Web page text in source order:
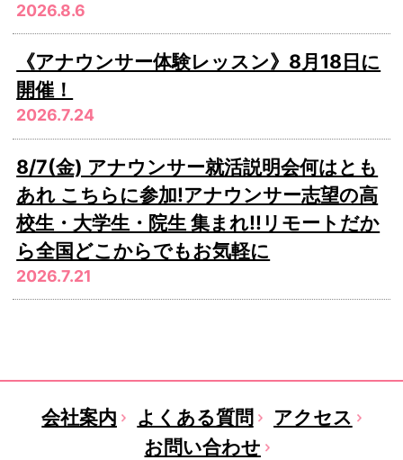
2026.8.6
《アナウンサー体験レッスン》8月18日に
開催！
2026.7.24
8/7(金) アナウンサー就活説明会何はとも
あれ こちらに参加!アナウンサー志望の高
校生・大学生・院生 集まれ!!リモートだか
ら全国どこからでもお気軽に
2026.7.21
会社案内 よくある質問
アクセス
お問い合わせ